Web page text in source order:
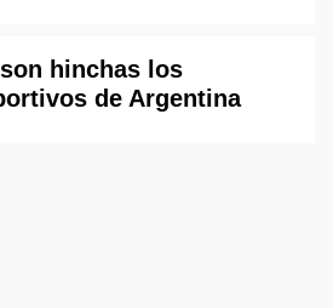
hinchas los
de Argentina